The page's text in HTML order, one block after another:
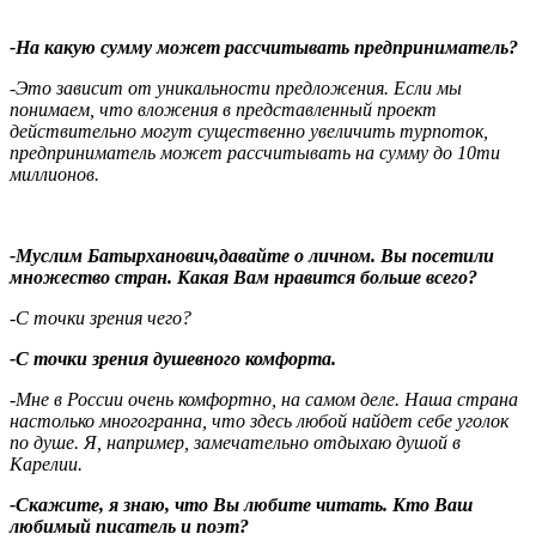
-На какую сумму может рассчитывать предприниматель?
-Это зависит от уникальности предложения. Если мы
понимаем, что вложения в представленный проект
действительно могут существенно увеличить турпоток,
предприниматель может рассчитывать на сумму до 10ти
миллионов.
-Муслим Батырханович,давайте о личном. Вы посетили
множество стран. Какая Вам нравится больше всего?
-С точки зрения чего?
-С точки зрения душевного комфорта.
-Мне в России очень комфортно, на самом деле. Наша страна
настолько многогранна, что здесь любой найдет себе уголок
по душе. Я, например, замечательно отдыхаю душой в
Карелии.
-Скажите, я знаю, что Вы любите читать. Кто Ваш
любимый писатель и поэт?